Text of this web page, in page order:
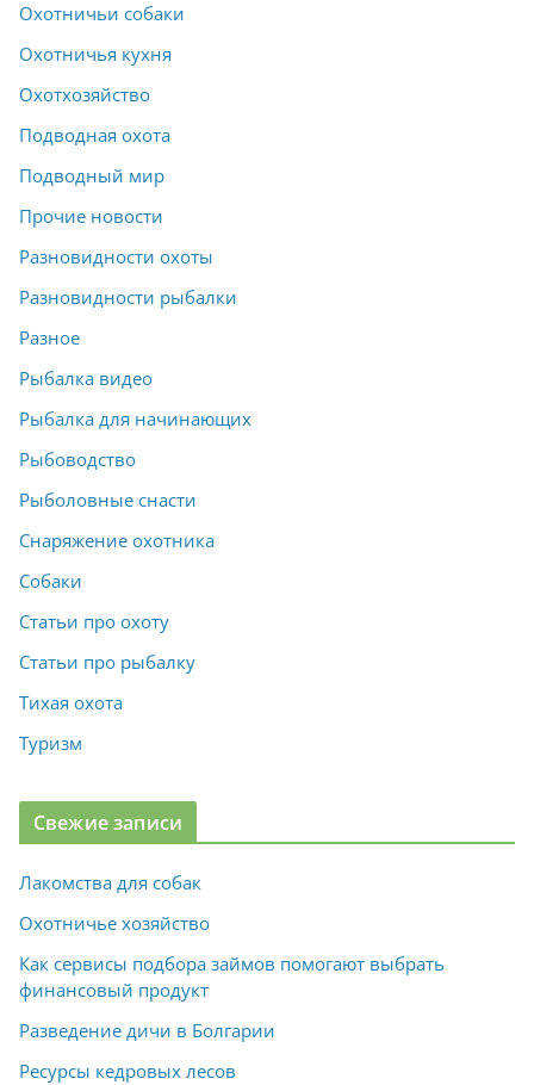
Охотничьи собаки
Охотничья кухня
Охотхозяйство
Подводная охота
Подводный мир
Прочие новости
Разновидности охоты
Разновидности рыбалки
Разное
Рыбалка видео
Рыбалка для начинающих
Рыбоводство
Рыболовные снасти
Снаряжение охотника
Собаки
Статьи про охоту
Статьи про рыбалку
Тихая охота
Туризм
Свежие записи
Лакомства для собак
Охотничье хозяйство
Как сервисы подбора займов помогают выбрать
финансовый продукт
Разведение дичи в Болгарии
Ресурсы кедровых лесов